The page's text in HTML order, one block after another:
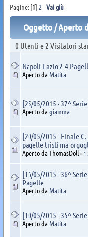
Pagine: [1] 2 Vai giù
Oggetto/Aperto
0 Utenti e 2 Visitatori
Napoli-Lazio 2-4
Aperto da Matita
[25/05/2015 - 37^
Aperto da giamma
[20/05/2015 - Finale
pagelle tristi ma
Aperto da ThomasDoll«1
[16/05/2015 - 36^
Pagelle
Aperto da Matita
[10/05/2015 - 35^
Aperto da Matita